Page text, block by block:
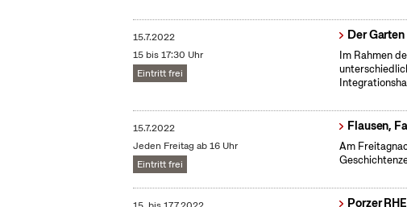
15.7.2022
15 bis 17:30 Uhr
Eintritt frei
Der
Im Rahmen
15.7.2022
Jeden Freitag ab 16 Uhr
Eintritt frei
Flausen,
Am
Porzer